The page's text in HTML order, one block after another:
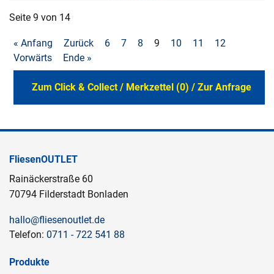
Seite 9 von 14
« Anfang Zurück 6 7 8 9 10 11
12
Vorwärts
Ende »
Zum Click & Collect / Merkzettel (0) / Zur Anfrage
FliesenOUTLET
Rainäckerstraße 60
70794 Filderstadt Bonladen
hallo@fliesenoutlet.de
Telefon: 0711 - 722 541 88
Produkte